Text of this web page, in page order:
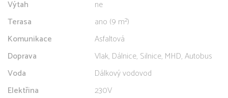
Výtah
ne
Terasa
ano (9 m²)
Komunikace
Asfaltová
Doprava
Vlak, Dálnice, Silnice, MHD, Autobus
Voda
Dálkový vodovod
Elektřina
230V